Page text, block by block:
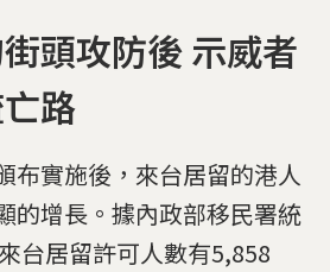
頭攻防後 示威者
路
布實施後，來台居留的港人
的增長。據內政部移民署統
台居留許可人數有5,858